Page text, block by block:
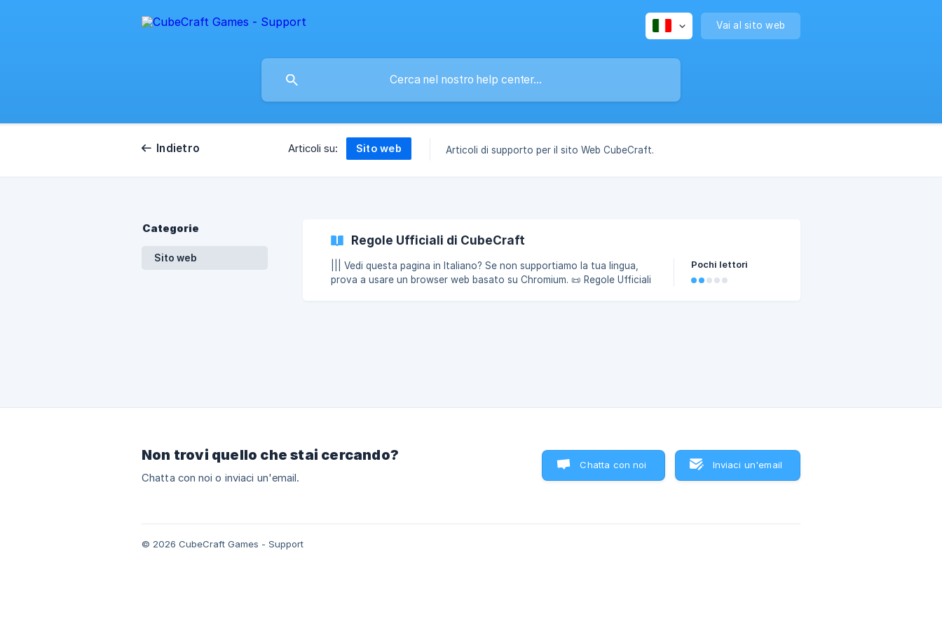
Vai al sito web
Indietro Articoli su: Sito web Articoli di supporto per il sito Web CubeCraft.
Categorie
Sito web
Regole Ufficiali di CubeCraft
||| Vedi questa pagina in Italiano? Se non supportiamo la tua lingua,
prova a usare un browser web basato su Chromium. 📜 Regole Ufficiali
Pochi lettori
Non trovi quello che stai cercando?
Chatta con noi o inviaci un'email.
Chatta con noi Inviaci un'email
© 2026 CubeCraft Games - Support